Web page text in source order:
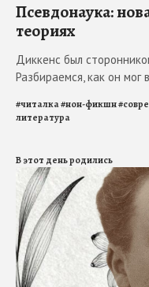
Псевдонаука:
теориях
Диккенс был
Разбираемся, как он мог
#читалка#нон-фикшн#
литература
В этот день родились